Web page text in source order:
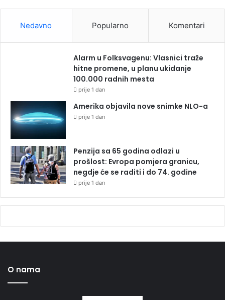
Nedavno Popularno Komentari
Alarm u Folksvagenu: Vlasnici traže
hitne promene, u planu ukidanje
100.000 radnih mesta
prije 1 dan
Amerika objavila nove snimke NLO-a
prije 1 dan
Penzija sa 65 godina odlazi u
prošlost: Evropa pomjera granicu,
negdje će se raditi i do 74. godine
prije 1 dan
O nama